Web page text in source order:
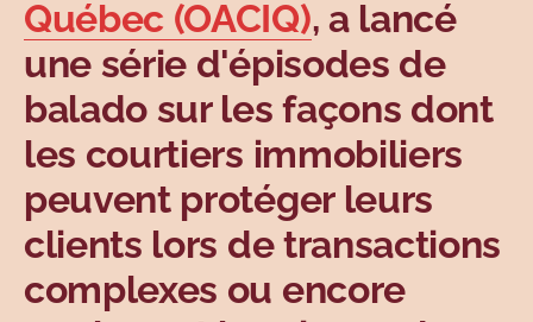
Québec (OACIQ), a lancé
une série d'épisodes de
balado sur les façons dont
les courtiers immobiliers
peuvent protéger leurs
clients lors de transactions
complexes ou encore